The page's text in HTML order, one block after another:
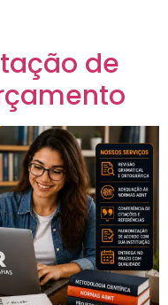
de